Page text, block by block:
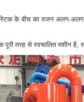
के बीच का वजन अलग-
तरह से स्वचालित मशीन है,